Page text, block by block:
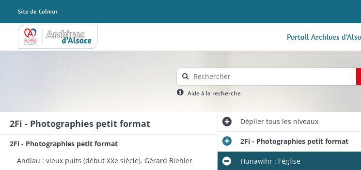
Archives Alsace - Colmar Portail Archives
Aide à la recherche
2Fi - Photographies petit format
2Fi - Photographies petit format
Andlau : vieux puits (début XXe siècle). Gérard Biehler
Dépliertous les niveaux
2Fi - Photographies petit format
Hunawihr : l'église